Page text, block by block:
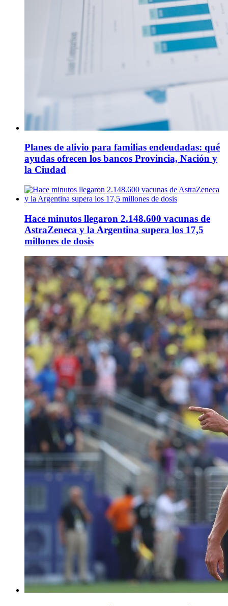
Planes de alivio para familias endeudadas: qué
ayudas ofrecen los bancos Provincia, Nación y
la Ciudad
Hace minutos llegaron 2.148.600 vacunas de
AstraZeneca y la Argentina supera los 17,5
millones de dosis